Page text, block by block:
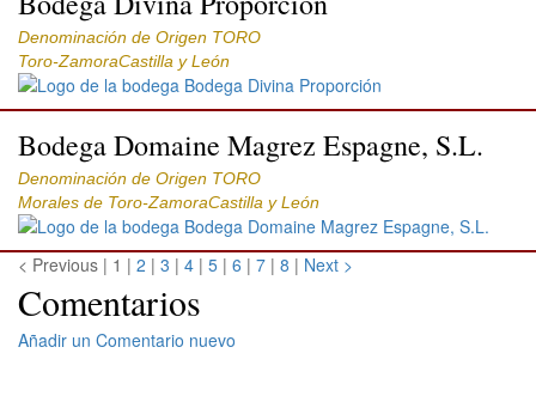
Denominación de Origen TORO
Toro-ZamoraCastilla y León
Bodega Domaine Magrez Espagne, S.L.
Denominación de Origen TORO
Morales de Toro-ZamoraCastilla y León
< Previous | 1 | 2 | 3 | 4 | 5 | 6 | 7 | 8 | Next >
Comentarios
Añadir un Comentario nuevo